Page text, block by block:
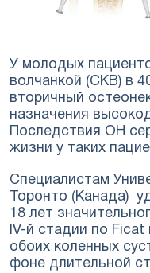
У молодых
волчанкой (СКВ) в
вторичный
назначения
Последствия ОН
жизни у таких
Специалистам
Торонто (Канада)
18 лет
IV-й стадии по
обоих коленных
фоне длительной